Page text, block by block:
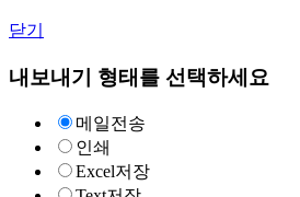
닫기
내보내기 형태를 선택하세요
메일전송
인쇄
Excel저장